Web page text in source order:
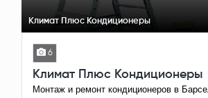
Климат Плюс Кондиционеры
6
Климат Плюс Кондиционеры
Монтаж и ремонт кондиционеров в